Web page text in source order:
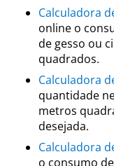
Calculadora
online o
de gesso ou
quadrados.
Calculadora
quantidade
metros
desejada.
Calculadora
o consumo